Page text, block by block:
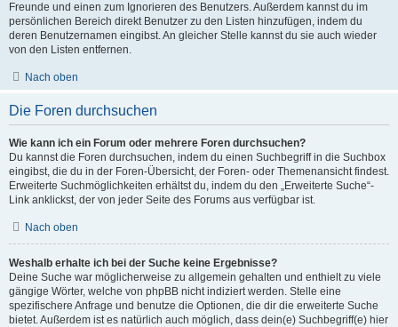
Freunde und einen zum Ignorieren des Benutzers. Außerdem kannst du im
persönlichen Bereich direkt Benutzer zu den Listen hinzufügen, indem du
deren Benutzernamen eingibst. An gleicher Stelle kannst du sie auch wieder
von den Listen entfernen.
Nach oben
Die Foren durchsuchen
Wie kann ich ein Forum oder mehrere Foren durchsuchen?
Du kannst die Foren durchsuchen, indem du einen Suchbegriff in die Suchbox
eingibst, die du in der Foren-Übersicht, der Foren- oder Themenansicht findest.
Erweiterte Suchmöglichkeiten erhältst du, indem du den „Erweiterte Suche“-
Link anklickst, der von jeder Seite des Forums aus verfügbar ist.
Nach oben
Weshalb erhalte ich bei der Suche keine Ergebnisse?
Deine Suche war möglicherweise zu allgemein gehalten und enthielt zu viele
gängige Wörter, welche von phpBB nicht indiziert werden. Stelle eine
spezifischere Anfrage und benutze die Optionen, die dir die erweiterte Suche
bietet. Außerdem ist es natürlich auch möglich, dass dein(e) Suchbegriff(e) hier